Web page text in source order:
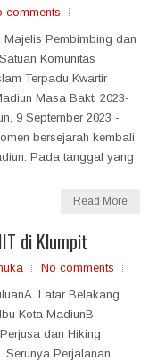
comments
Majelis Pembimbing dan
Komunitas
Terpadu Kwartir
Masa Bakti 2023-
9 September 2023 -
bersejarah kembali
Pada tanggal yang
Read More
di Klumpit
No comments
Latar Belakang
Kota MadiunB.
dan Hiking
Serunya Perjalanan